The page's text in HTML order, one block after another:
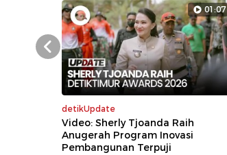
01:07
detikUpdate
Video: Sherly Tjoanda Raih
Anugerah Program Inovasi
Pembangunan Terpuji
Prev